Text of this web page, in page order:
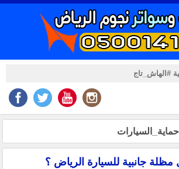
مظلة جانبية للسيارة الرياض ؟